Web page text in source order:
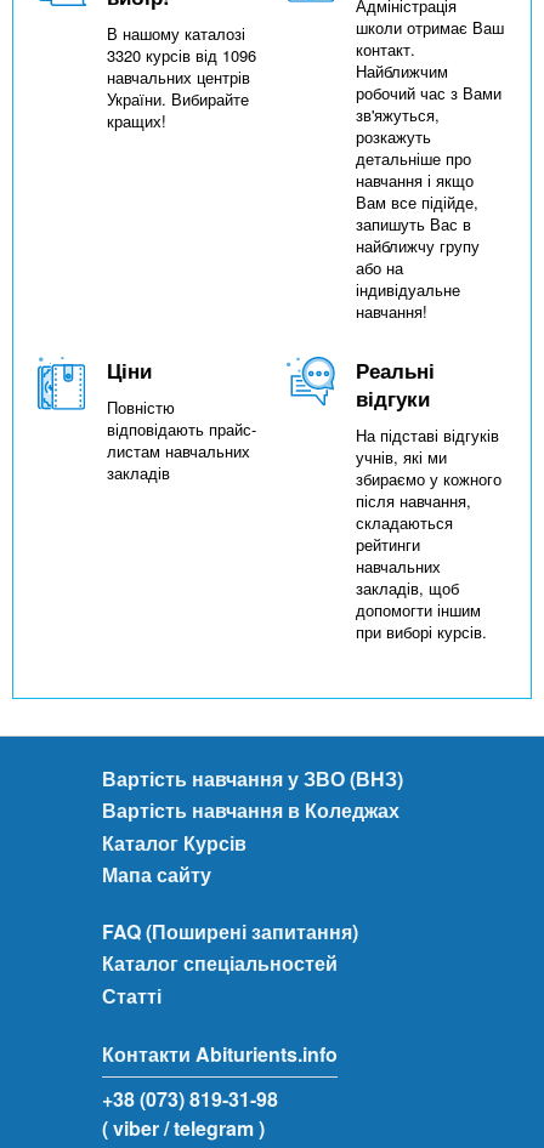
В нашому каталозі
3320 курсів від 1096
навчальних центрів
України. Вибирайте
кращих!
Адміністрація
школи отримає Ваш
контакт.
Найближчим
робочий час з Вами
зв'яжуться,
розкажуть
детальніше про
навчання і якщо
Вам все підійде,
запишуть Вас в
найближчу групу
або на
індивідуальне
навчання!
Ціни
Повністю
відповідають прайс-
листам навчальних
закладів
Реальні
відгуки
На підставі відгуків
учнів, які ми
збираємо у кожного
після навчання,
складаються
рейтинги
навчальних
закладів, щоб
допомогти іншим
при виборі курсів.
Вартість навчання у ЗВО (ВНЗ)
Вартість навчання в Коледжах
Каталог Курсів
Мапа сайту
FAQ (Поширені запитання)
Каталог спеціальностей
Статті
Контакти Abiturients.info
+38 (073) 819-31-98
( viber/ telegram )